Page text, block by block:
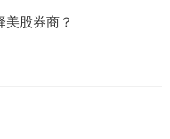
美股券商？